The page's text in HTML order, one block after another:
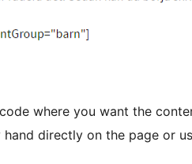
where you want the
directly on the page or